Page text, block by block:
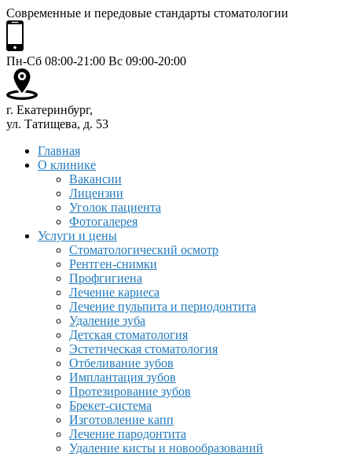
Современные и передовые стандарты стоматологии
Пн-Сб 08:00-21:00 Вс 09:00-20:00
г. Екатеринбург,
ул. Татищева, д. 53
Главная
О клинике
Вакансии
Лицензии
Уголок пациента
Фотогалерея
Услуги и цены
Стоматологический осмотр
Рентген-снимки
Профгигиена
Лечение кариеса
Лечение пульпита и периодонтита
Удаление зуба
Детская стоматология
Эстетическая стоматология
Отбеливание зубов
Имплантация зубов
Протезирование зубов
Брекет-система
Изготовление капп
Лечение пародонтита
Удаление кисты и новообразований